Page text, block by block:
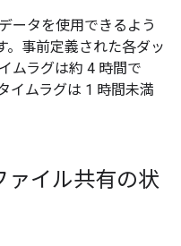
ータを使用できるよう
。事前定義された各ダッ
ムラグは約 4 時間で
イムラグは 1 時間未満
ァイル共有の状